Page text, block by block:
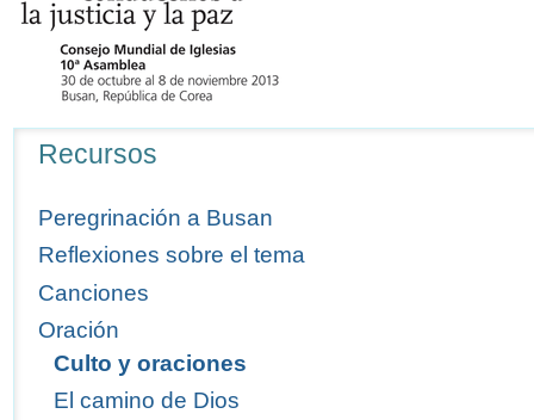
Recursos
Peregrinación a Busan
Reflexiones sobre el tema
Canciones
Oración
Culto y oraciones
El camino de Dios